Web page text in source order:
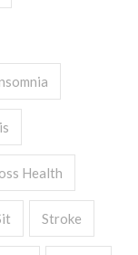
Health
Stroke